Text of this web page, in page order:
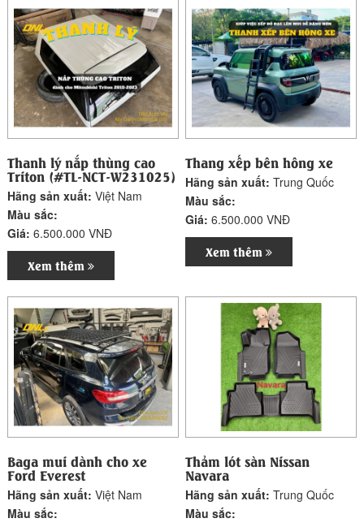
Thanh lý nắp thùng cao
Triton (#TL-NCT-W231025)
Hãng sản xuất:Việt Nam
Màu sắc:
Giá:6.500.000 VNĐ
Xem thêm
Thang xếp bên hông xe
Hãng sản xuất:Trung Quốc
Màu sắc:
Giá:6.500.000 VNĐ
Xem thêm
Baga mui dành cho xe
Ford Everest
Hãng sản xuất:Việt Nam
Màu sắc:
Thảm lót sàn Nissan
Navara
Hãng sản xuất:Trung Quốc
Màu sắc: